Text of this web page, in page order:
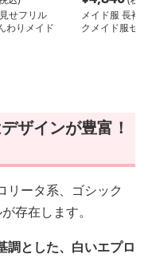
せフリル
わりメイド
メイド服 長袖
クメイド服セ
ザインが豊富！
リータ系、ゴシック
存在します。
調とした、白いエプロ